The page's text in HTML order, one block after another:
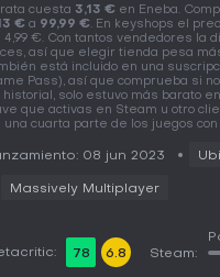
cuesta 3,13 € en Eneba.
€ a 99,99 €. En keyshops el
4,99 €. Con tantos vendedores la
así que elegir tienda pesa
está incluido en una
Pass), así que comprueba si
historial, solo estuvo más barato
que activas en Steam u otro
una cuarta parte de los juegos
08 jun 2023
Massively Multiplayer
78 6.8 Steam: